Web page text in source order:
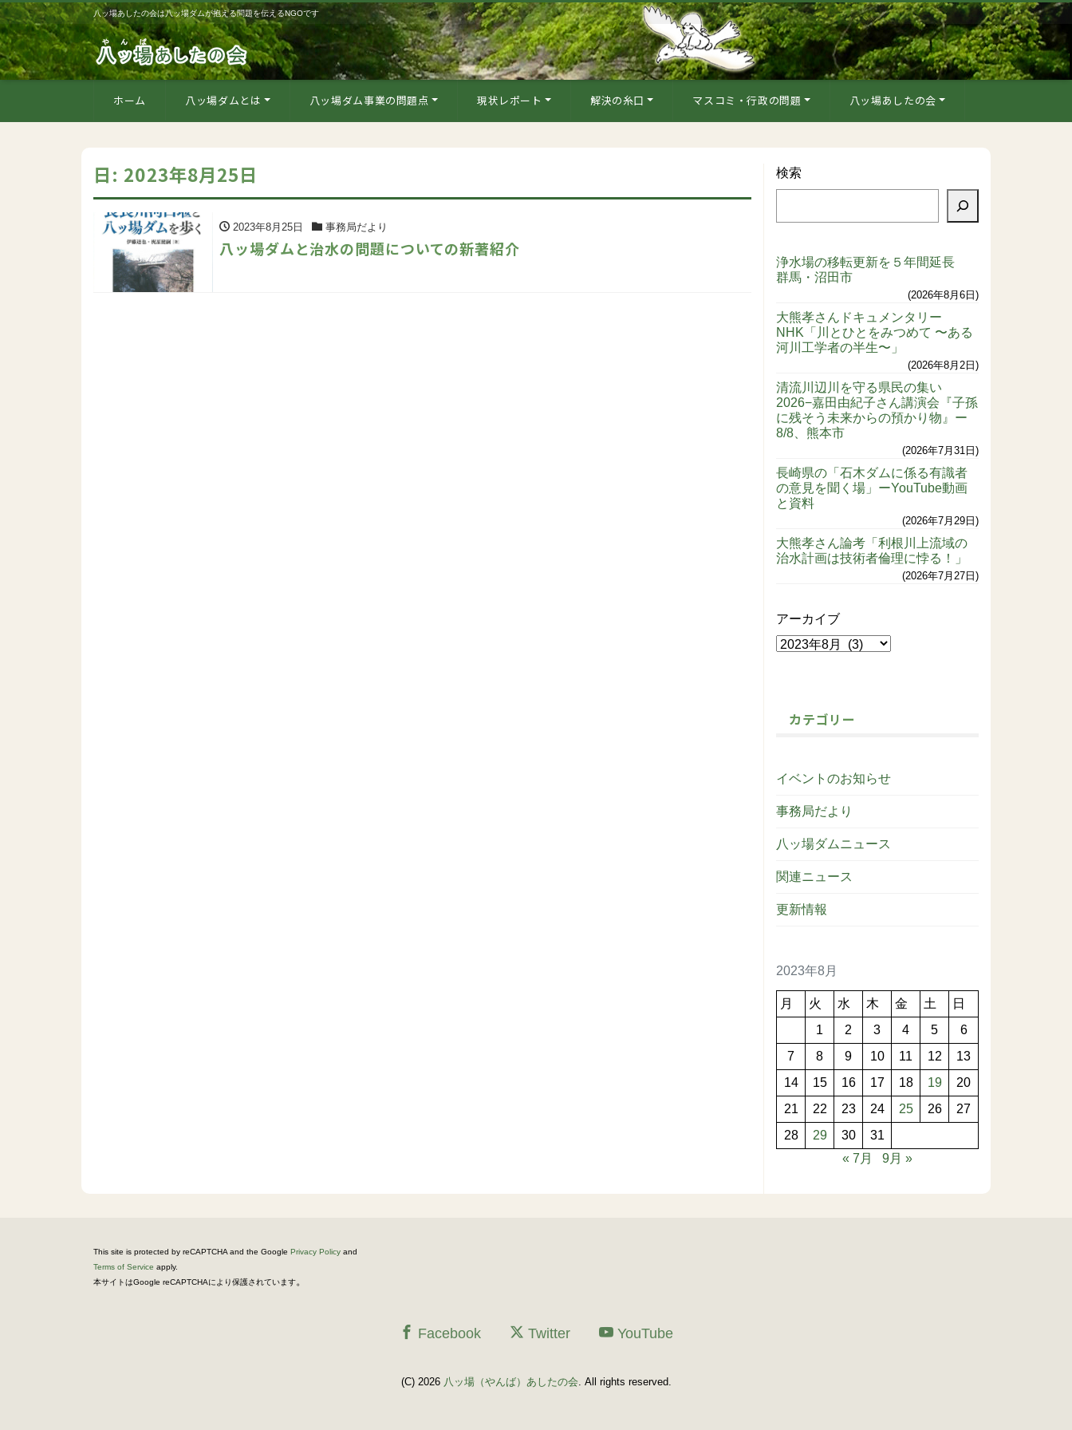
八ッ場あしたの会は八ッ場ダムが抱える問題を伝えるNGOです
ホーム 八ッ場ダムとは 八ッ場ダム事業の問題点 現状レポート 解決の糸口 マスコミ・行政の問題 八ッ場あしたの会
日: 2023年8月25日
2023年8月25日 事務局だより
八ッ場ダムと治水の問題についての新著紹介
検索
浄水場の移転更新を５年間延長
群馬・沼田市
2026年8月6日
大熊孝さんドキュメンタリー
NHK「川とひとをみつめて 〜ある
河川工学者の半生〜」
2026年8月2日
清流川辺川を守る県民の集い
2026−嘉田由紀子さん講演会『子孫
に残そう未来からの預かり物』ー
8/8、熊本市
2026年7月31日
長崎県の「石木ダムに係る有識者
の意見を聞く場」ーYouTube動画
と資料
2026年7月29日
大熊孝さん論考「利根川上流域の
治水計画は技術者倫理に悖る！」
2026年7月27日
アーカイブ
カテゴリー
イベントのお知らせ
事務局だより
八ッ場ダムニュース
関連ニュース
更新情報
2023年8月
月 火 水 木 金 土
日
1
2 3 4 5
6
7
8 9 10 11 12
13
14
15 16 17 18 19
20
21
22 23 24 25 26
27
28
29 30
31
« 7月
9月 »
This site is protected by reCAPTCHA and the Google Privacy Policy and
Terms of Service apply.
本サイトはGoogle reCAPTCHAにより保護されています。
Facebook Twitter YouTube
(C) 2026 八ッ場（やんば）あしたの会. All rights reserved.